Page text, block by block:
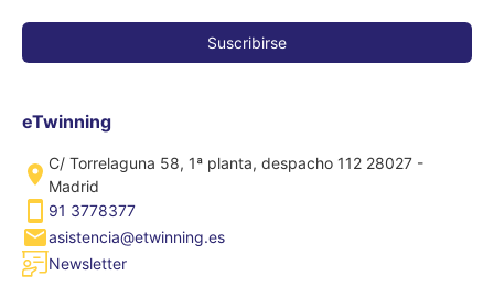
eTwinning
C/ Torrelaguna 58, 1ª planta, despacho 112 28027 -
Madrid
91 3778377
asistencia@etwinning.es
Newsletter